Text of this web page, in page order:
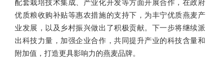
配套栽培技术集成、产业化开发等方面开展合作，在政府
优质粮收购补贴等惠农措施的支持下，为丰宁优质燕麦产
业发展，以及乡村振兴做出了积极贡献。下一步将继续派
出科技力量，加强企业合作，共同提升产业的科技含量和
附加值，打造更具影响力的燕麦品牌。